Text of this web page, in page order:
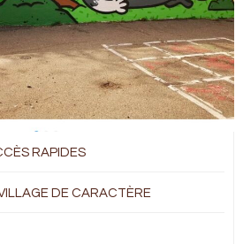
RAPIDES
DE CARACTÈRE